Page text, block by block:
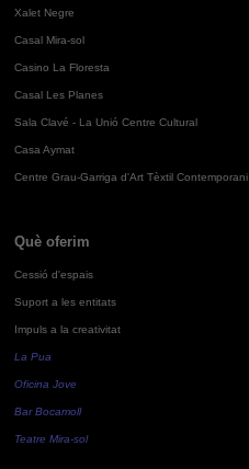
Xalet Negre
Casal Mira-sol
Casino La Floresta
Casal Les Planes
Sala Clavé - La Unió Centre Cultural
Casa Aymat
Centre Grau-Garriga d'Art Tèxtil Contemporani
Què oferim
Cessió d'espais
Suport a les entitats
Impuls a la creativitat
La Pua
Oficina Jove
Bar Bocamoll
Teatre Mira-sol